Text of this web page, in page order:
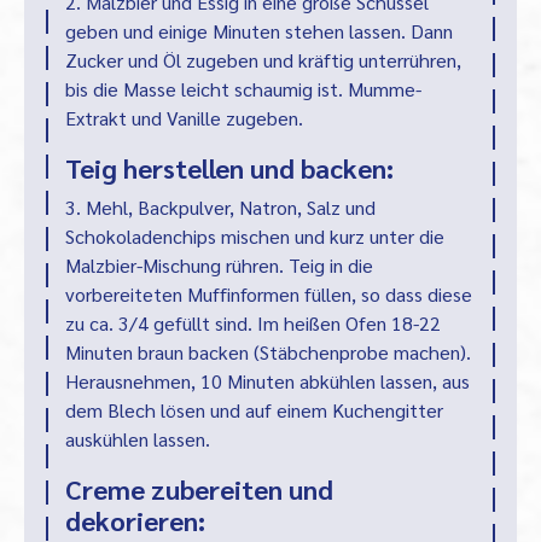
geben und einige Minuten stehen lassen. Dann
Zucker und Öl zugeben und kräftig unterrühren,
bis die Masse leicht schaumig ist. Mumme-
Extrakt und Vanille zugeben.
Teig herstellen und backen:
3. Mehl, Backpulver, Natron, Salz und
Schokoladenchips mischen und kurz unter die
Malzbier-Mischung rühren. Teig in die
vorbereiteten Muffinformen füllen, so dass diese
zu ca. 3/4 gefüllt sind. Im heißen Ofen 18-22
Minuten braun backen (Stäbchenprobe machen).
Herausnehmen, 10 Minuten abkühlen lassen, aus
dem Blech lösen und auf einem Kuchengitter
auskühlen lassen.
Creme zubereiten und
dekorieren: